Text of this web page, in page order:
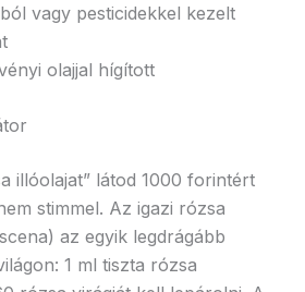
vagy pesticidekkel kezelt
olajjal hígított
illóolajat” látod 1000 forintért
stimmel. Az igazi rózsa
az egyik legdrágább
1 ml tiszta rózsa